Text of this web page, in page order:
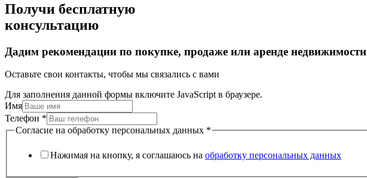
Получи бесплатную
консультацию
Дадим рекомендации по покупке, продаже или аренде недвижимости
Оставьте свои контакты, чтобы мы связались с вами
Для заполнения данной формы включите JavaScript в браузере.
Имя
Телефон *
Согласие на обработку персональных данных *
Нажимая на кнопку, я соглашаюсь на обработку персональных данных